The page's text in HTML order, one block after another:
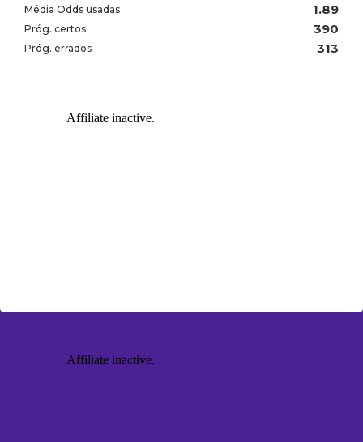
Média Odds usadas 1.89
Próg. certos 390
Próg. errados 313